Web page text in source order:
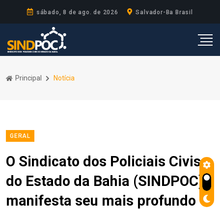
sábado, 8 de ago. de 2026 Salvador-Ba Brasil
Principal Notícia
GERAL
O Sindicato dos Policiais Civis
do Estado da Bahia (SINDPOC)
manifesta seu mais profundo